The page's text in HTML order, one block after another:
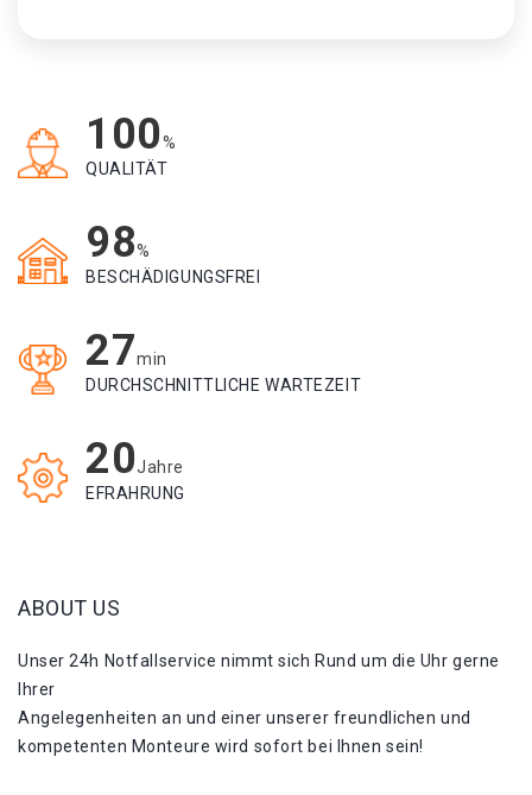
100%
QUALITÄT
98%
BESCHÄDIGUNGSFREI
27min
DURCHSCHNITTLICHE WARTEZEIT
20Jahre
EFRAHRUNG
ABOUT US
Unser 24h Notfallservice nimmt sich Rund um die Uhr gerne
Ihrer
Angelegenheiten an und einer unserer freundlichen und
kompetenten Monteure wird sofort bei Ihnen sein!